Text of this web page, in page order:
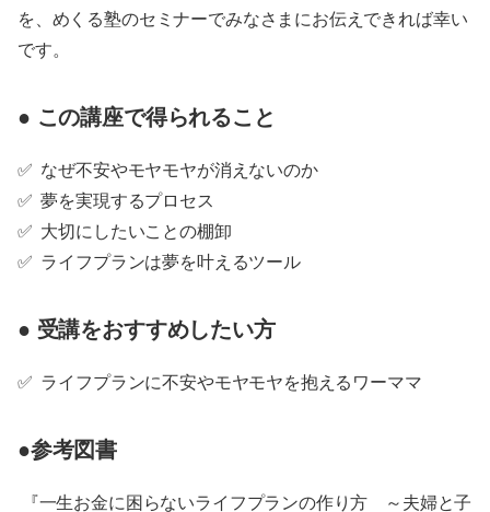
を、めくる塾のセミナーでみなさまにお伝えできれば幸い
です。
● この講座で得られること
✅ なぜ不安やモヤモヤが消えないのか
✅ 夢を実現するプロセス
✅ 大切にしたいことの棚卸
✅ ライフプランは夢を叶えるツール
● 受講をおすすめしたい方
✅ ライフプランに不安やモヤモヤを抱えるワーママ
●参考図書
『一生お金に困らないライフプランの作り方 ～夫婦と子